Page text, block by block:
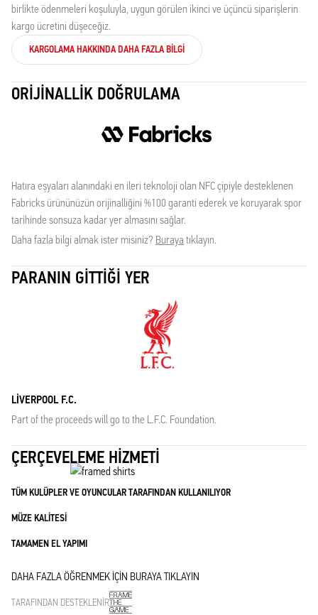
birlikte ödenmeleri koşuluyla, uygun görülen ikinci ve üçüncü siparişlerin
kargo ücretini düşeceğiz.
KARGOLAMA HAKKINDA DAHA FAZLA BILGI
ORIJINALLIK DOĞRULAMA
Hatıra eşyaları alanındaki en ileri teknoloji olan NFC çipiyle desteklenen
Fabricks ürününüzün orijinalliğini %100 garanti ederek ve koruyarak spor
tarihinde sonsuza kadar yer almasını sağlar.
Daha fazla bilgi almak ister misiniz? Buraya tıklayın.
PARANIN GITTIĞI YER
LIVERPOOL F.C.
Part of the proceeds will go to the L.F.C. Foundation.
ÇERÇEVELEME HIZMETI
TÜM KULÜPLER VE OYUNCULAR TARAFINDAN KULLANILIYOR
MÜZE KALITESI
TAMAMEN EL YAPIMI
DAHA FAZLA ÖĞRENMEK IÇIN BURAYA TIKLAYIN
TARAFINDAN DESTEKLENIR